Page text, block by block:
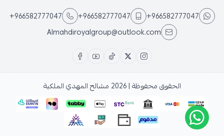
+966582777047
+966582777047
+966582777047
Almahdiroyalgroup@outlook.com
الحقوق محفوظة | 2026 مشالح المهدي الملكية